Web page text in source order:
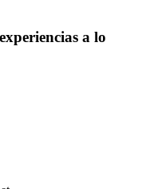
a lo